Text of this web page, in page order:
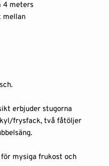
4 meters
mellan
erbjuder stugorna
kyl/frysfack, två fåtöljer
mysiga frukost och